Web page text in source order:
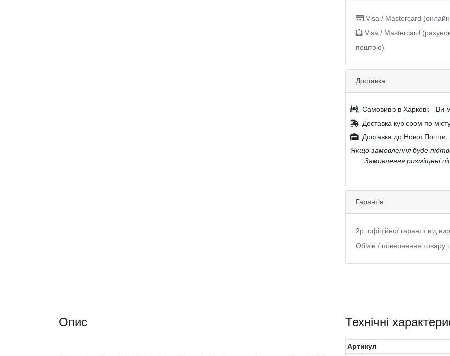
Visa / Mastercard
Visa / Mastercard
поштою)
Доставка
Самовивіз в Харкові:
Ви
Доставка кур'єром по
Доставка до Нової
Якщо замовлення буде
Замовлення розміщені
Гарантія
2р. офіційної гарантії від
Обмін / повернення товару
Опис Технічні
Артикул